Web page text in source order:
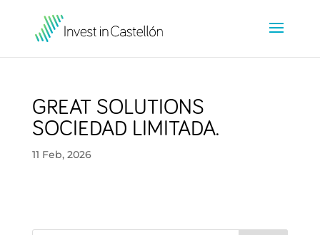
GREAT SOLUTIONS
SOCIEDAD LIMITADA.
11 Feb, 2026